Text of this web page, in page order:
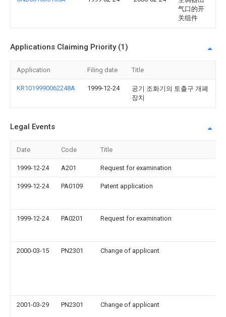
气口的开
关组件
Applications Claiming Priority (1)
Application Filing date Title
KR1019990062248A 1999-12-24
공기 조화기의 토출구 개폐
장치
Legal Events
Date Code Title
1999-12-24 A201 Request for examination
1999-12-24 PA0109 Patent application
1999-12-24 PA0201 Request for examination
2000-03-15 PN2301 Change of applicant
2001-03-29 PN2301 Change of applicant